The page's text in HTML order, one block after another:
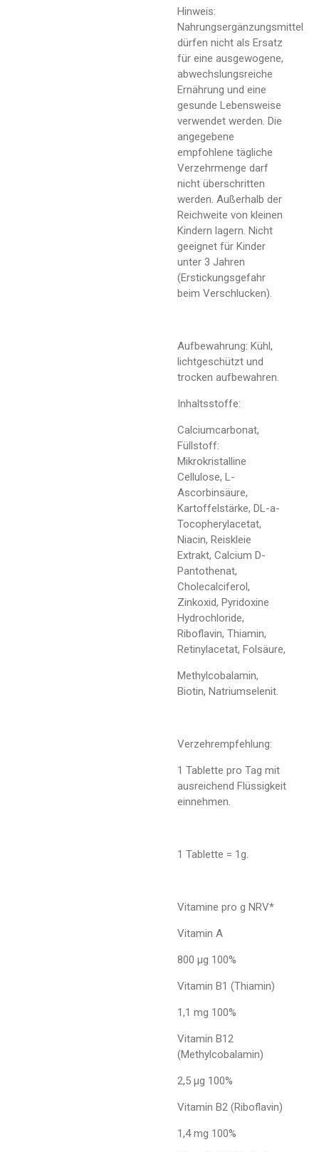
Hinweis:
Nahrungsergänzungsmittel
dürfen nicht als Ersatz
für eine ausgewogene,
abwechslungsreiche
Ernährung und eine
gesunde Lebensweise
verwendet werden. Die
angegebene
empfohlene tägliche
Verzehrmenge darf
nicht überschritten
werden. Außerhalb der
Reichweite von kleinen
Kindern lagern. Nicht
geeignet für Kinder
unter 3 Jahren
(Erstickungsgefahr
beim Verschlucken).
Aufbewahrung: Kühl,
lichtgeschützt und
trocken aufbewahren.
Inhaltsstoffe:
Calciumcarbonat,
Füllstoff:
Mikrokristalline
Cellulose, L-
Ascorbinsäure,
Kartoffelstärke, DL-a-
Tocopherylacetat,
Niacin, Reiskleie
Extrakt, Calcium D-
Pantothenat,
Cholecalciferol,
Zinkoxid, Pyridoxine
Hydrochloride,
Riboflavin, Thiamin,
Retinylacetat, Folsäure,
Methylcobalamin,
Biotin, Natriumselenit.
Verzehrempfehlung:
1 Tablette pro Tag mit
ausreichend Flüssigkeit
einnehmen.
1 Tablette = 1g.
Vitamine pro g NRV*
Vitamin A
800 µg 100%
Vitamin B1 (Thiamin)
1,1 mg 100%
Vitamin B12
(Methylcobalamin)
2,5 µg 100%
Vitamin B2 (Riboflavin)
1,4 mg 100%